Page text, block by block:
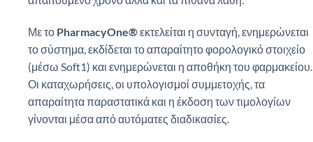
Με το PharmacyOne®εκτελείται η συνταγή, ενημερώνεται
το σύστημα, εκδίδεται το απαραίτητο φορολογικό στοιχείο
(μέσω Soft1) και ενημερώνεται η αποθήκη του φαρμακείου.
Οι καταχωρήσεις, οι υπολογισμοί συμμετοχής, τα
απαραίτητα παραστατικά και η έκδοση των τιμολογίων
γίνονται μέσα από αυτόματες διαδικασίες.